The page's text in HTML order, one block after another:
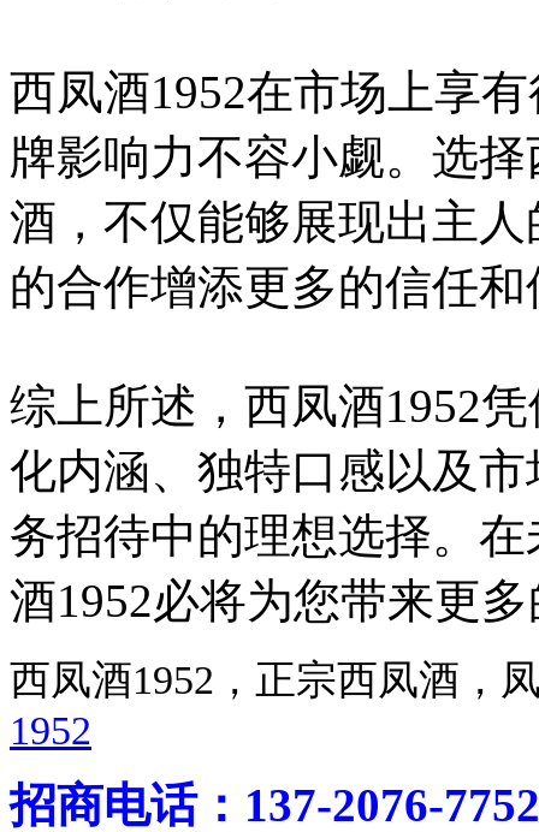
西凤酒1952在市场上享
牌影响力不容小觑。选
酒，不仅能够展现出主
的合作增添更多的信任和
综上所述，西凤酒1952
化内涵、独特口感以及
务招待中的理想选择。
酒1952必将为您带来更
西凤酒1952，正宗西凤酒
1952
招商电话：137-2076-7752